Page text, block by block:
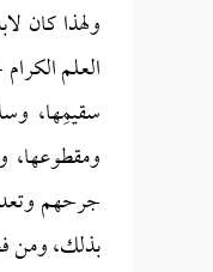
ولهذا كان
العلم
سقيمِها،
ومقطوعها،
جرحهم
بذلك، ومن